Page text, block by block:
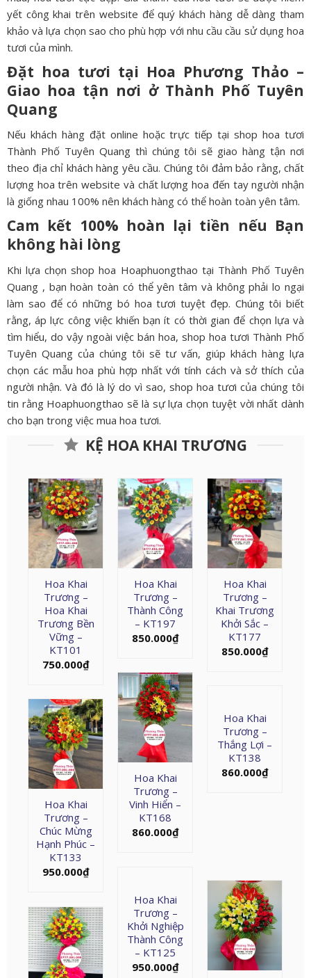
yết công khai trên website để quý khách hàng dễ dàng tham
khảo và lựa chọn sao cho phù hợp với nhu cầu cầu sử dụng hoa
tươi của mình.
Đặt hoa tươi tại Hoa Phương Thảo –
Giao hoa tận nơi ở Thành Phố Tuyên
Quang
Nếu khách hàng đặt online hoặc trực tiếp tại shop hoa tươi
Thành Phố Tuyên Quang thì chúng tôi sẽ giao hàng tận nơi
theo địa chỉ khách hàng yêu cầu. Chúng tôi đảm bảo rằng, chất
lượng hoa trên website và chất lượng hoa đến tay người nhận
là giống nhau 100% nên khách hàng có thể hoàn toàn yên tâm.
Cam kết 100% hoàn lại tiền nếu Bạn
không hài lòng
Khi lựa chọn shop hoa Hoaphuongthao tại Thành Phố Tuyên
Quang , bạn hoàn toàn có thể yên tâm và không phải lo ngại
làm sao để có những bó hoa tươi tuyệt đẹp. Chúng tôi biết
rằng, áp lực công việc khiến bạn ít có thời gian để chọn lựa và
tìm hiểu, do vậy ngoài việc bán hoa, shop hoa tươi Thành Phố
Tuyên Quang của chúng tôi sẽ tư vấn, giúp khách hàng lựa
chọn các mẫu hoa phù hợp nhất với tính cách và sở thích của
người nhận. Và đó là lý do vì sao, shop hoa tươi của chúng tôi
tin rằng Hoaphuongthao sẽ là sự lựa chọn tuyệt vời nhất dành
cho bạn trong việc mua hoa tươi.
KỆ HOA KHAI TRƯƠNG
Hoa Khai
Trương –
Hoa Khai
Trương Bền
Vững –
KT101
750.000₫
Hoa Khai
Trương –
Thành Công
– KT197
850.000₫
Hoa Khai
Trương –
Khai Trương
Khởi Sắc –
KT177
850.000₫
Hoa Khai
Trương –
Vinh Hiển –
KT168
860.000₫
Hoa Khai
Trương –
Thắng Lợi –
KT138
860.000₫
Hoa Khai
Trương –
Chúc Mừng
Hạnh Phúc –
KT133
950.000₫
Hoa Khai
Trương –
Khởi Nghiệp
Thành Công
– KT125
950.000₫